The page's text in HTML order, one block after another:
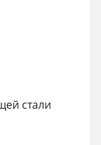
стали